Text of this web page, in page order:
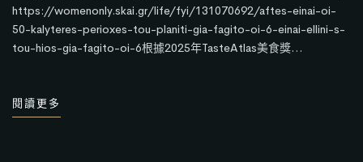
https://womenonly.skai.gr/life/fyi/131070692/aftes-einai-oi-
50-kalyteres-perioxes-tou-planiti-gia-fagito-oi-6-einai-ellini-s-
tou-hios-gia-fagito-oi-6根據2025年TasteAtlas美食獎…
閱讀更多